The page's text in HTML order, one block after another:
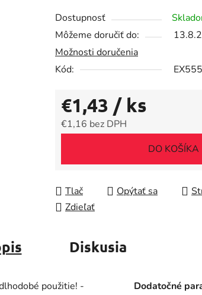
je
0,0
z
5
Dostupnosť
Môžeme doručiť do:
Možnosti doručenia
Kód:
€1,43 / ks
€1,16 bez DPH
DO KOŠÍKA
Tlač Opýtať sa
Zdieľať
Diskusia
použitie! -
Dodatočné